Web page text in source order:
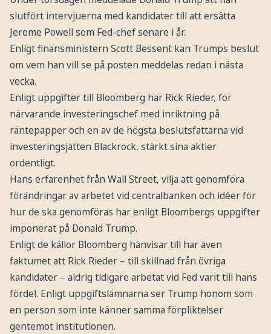
slutfört intervjuerna med kandidater till att ersätta
Jerome Powell som Fed-chef senare i år.
Enligt finansministern Scott Bessent kan Trumps beslut
om vem han vill se på posten meddelas redan i nästa
vecka.
Enligt uppgifter till Bloomberg har Rick Rieder, för
närvarande investeringschef med inriktning på
räntepapper och en av de högsta beslutsfattarna vid
investeringsjätten Blackrock, stärkt sina aktier
ordentligt.
Hans erfarenhet från Wall Street, vilja att genomföra
förändringar av arbetet vid centralbanken och idéer för
hur de ska genomföras har enligt Bloombergs uppgifter
imponerat på Donald Trump.
Enligt de källor Bloomberg hänvisar till har även
faktumet att Rick Rieder – till skillnad från övriga
kandidater – aldrig tidigare arbetat vid Fed varit till hans
fördel. Enligt uppgiftslämnarna ser Trump honom som
en person som inte känner samma förpliktelser
gentemot institutionen.